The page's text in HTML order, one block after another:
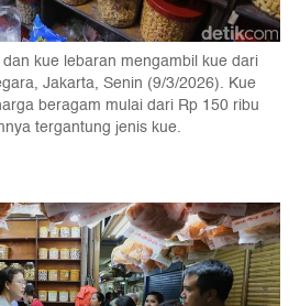
kue lebaran mengambil kue dari
Jakarta, Senin (9/3/2026). Kue
beragam mulai dari Rp 150 ribu
tergantung jenis kue.